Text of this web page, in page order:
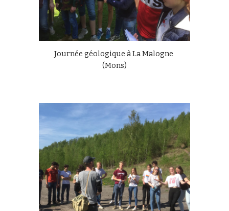
Journée géologique à La Malogne
(Mons)